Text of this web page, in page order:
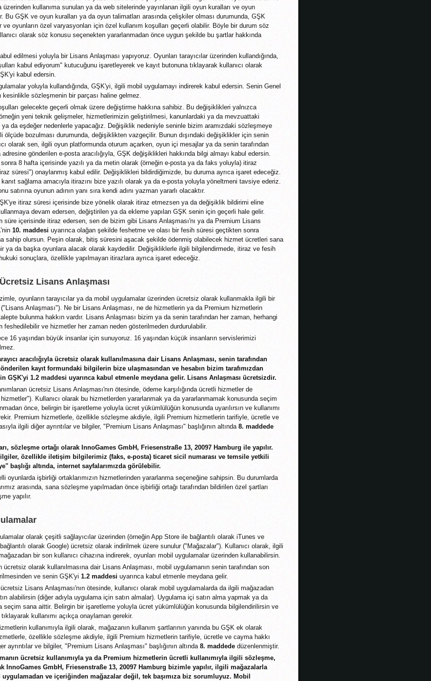
kullanıma sunulan ya da web sitelerinde yayınlanan ilgili oyun kuralları ve oyun
Bu GŞK ve oyun kuralları ya da oyun talimatları arasında çelişkiler olması durumunda, GŞK
ve oyunların özel varyasyonları için özel kullanım koşulları geçerli olabilir. Böyle bir durum söz
olarak söz konusu seçenekten yararlanmadan önce uygun şekilde bu şartlar hakkında
edilmesi yoluyla bir Lisans Anlaşması yapıyoruz. Oyunları tarayıcılar üzerinden kullandığında,
kabul ediyorum" kutucuğunu işaretleyerek ve kayıt butonuna tıklayarak kullanıcı olarak
kabul edersin.
yoluyla kullandığında, GŞK'yi, ilgili mobil uygulamayı indirerek kabul edersin. Senin Genel
kesinlikle sözleşmenin bir parçası haline gelmez.
gelecekte geçerli olmak üzere değiştirme hakkına sahibiz. Bu değişiklikleri yalnızca
örneğin yeni teknik gelişmeler, hizmetlerimizin geliştirilmesi, kanunlardaki ya da mevzuattaki
da eşdeğer nedenlerle yapacağız. Değişiklik nedeniyle seninle bizim aramızdaki sözleşmeye
ölçüde bozulması durumunda, değişiklikten vazgeçilir. Bunun dışındaki değişiklikler için senin
olarak sen, ilgili oyun platformunda oturum açarken, oyun içi mesajlar ya da senin tarafından
gönderilen e-posta aracılığıyla, GŞK değişiklikleri hakkında bilgi almayı kabul edersin.
8 hafta içerisinde yazılı ya da metin olarak (örneğin e-posta ya da faks yoluyla) itiraz
süresi") onaylanmış kabul edilir. Değişiklikleri bildirdiğimizde, bu duruma ayrıca işaret edeceğiz.
kanıt sağlama amacıyla itirazını bize yazılı olarak ya da e-posta yoluyla yöneltmeni tavsiye ederiz.
satırına oyunun adının yanı sıra kendi adını yazman yararlı olacaktır.
itiraz süresi içerisinde bize yönelik olarak itiraz etmezsen ya da değişiklik bildirimi eline
devam edersen, değiştirilen ya da ekleme yapılan GŞK senin için geçerli hale gelir.
süre içerisinde itiraz edersen, sen de bizim gibi Lisans Anlaşması'nı ya da Premium Lisans
10. maddesi uyarınca olağan şekilde feshetme ve olası bir fesih süresi geçtikten sonra
sahip olursun. Peşin olarak, bitiş süresini aşacak şekilde ödenmiş olabilecek hizmet ücretleri sana
ya da başka oyunlara alacak olarak kaydedilir. Değişikliklerle ilgili bilgilendirmede, itiraz ve fesih
sonuçlara, özellikle yapılmayan itirazlara ayrıca işaret edeceğiz.
Lisans Anlaşması
oyunların tarayıcılar ya da mobil uygulamalar üzerinden ücretsiz olarak kullanmakla ilgili bir
Anlaşması"). Ne bir Lisans Anlaşması, ne de hizmetlerin ya da Premium hizmetlerin
bulunma hakkın vardır. Lisans Anlaşması bizim ya da senin tarafından her zaman, herhangi
feshedilebilir ve hizmetler her zaman neden gösterilmeden durdurulabilir.
16 yaşından büyük insanlar için sunuyoruz. 16 yaşından küçük insanların servislerimizi
aracılığıyla ücretsiz olarak kullanılmasına dair Lisans Anlaşması, senin tarafından
kayıt formundaki bilgilerin bize ulaşmasından ve hesabın bizim tarafımızdan
GŞK'yi 1.2 maddesi uyarınca kabul etmenle meydana gelir. Lisans Anlaşması ücretsizdir.
ücretsiz Lisans Anlaşması'nın ötesinde, ödeme karşılığında ücretli hizmetler de
Kullanıcı olarak bu hizmetlerden yararlanmak ya da yararlanmamak konusunda seçim
önce, belirgin bir işaretleme yoluyla ücret yükümlülüğün konusunda uyarılırsın ve kullanımı
Premium hizmetlerle, özellikle sözleşme akdiyle, ilgili Premium hizmetlerin tarifiyle, ücretle ve
ilgili diğer ayrıntılar ve bilgiler, "Premium Lisans Anlaşması" başlığının altında 8. maddede
sözleşme ortağı olarak InnoGames GmbH, Friesenstraße 13, 20097 Hamburg ile yapılır.
özellikle iletişim bilgilerimiz (faks, e-posta) ticaret sicil numarası ve temsile yetkili
başlığı altında, internet sayfalarımızda görülebilir.
oyunlarda işbirliği ortaklarımızın hizmetlerinden yararlanma seçeneğine sahipsin. Bu durumlarda
arasında, sana sözleşme yapılmadan önce işbirliği ortağı tarafından bildirilen özel şartları
yapılır.
olarak çeşitli sağlayıcılar üzerinden (örneğin App Store ile bağlantılı olarak iTunes ve
olarak Google) ücretsiz olarak indirilmek üzere sunulur ("Mağazalar"). Kullanıcı olarak, ilgili
bir son kullanıcı cihazına indirerek, oyunları mobil uygulamalar üzerinden kullanabilirsin.
ücretsiz olarak kullanılmasına dair Lisans Anlaşması, mobil uygulamanın senin tarafından son
ve senin GŞK'yi 1.2 maddesi uyarınca kabul etmenle meydana gelir.
Lisans Anlaşması'nın ötesinde, kullanıcı olarak mobil uygulamalarda da ilgili mağazadan
alabilirsin (diğer adıyla uygulama için satın almalar). Uygulama içi satın alma yapmak ya da
seçim sana aittir. Belirgin bir işaretleme yoluyla ücret yükümlülüğün konusunda bilgilendirilirsin ve
kullanımı açıkça onaylaman gerekir.
kullanımıyla ilgili olarak, mağazanın kullanım şartlarının yanında bu GŞK ek olarak
özellikle sözleşme akdiyle, ilgili Premium hizmetlerin tarifiyle, ücretle ve cayma hakkı
ayrıntılar ve bilgiler, "Premium Lisans Anlaşması" başlığının altında 8. maddede düzenlenmiştir.
ücretsiz kullanımıyla ya da Premium hizmetlerin ücretli kullanımıyla ilgili sözleşme,
InnoGames GmbH, Friesenstraße 13, 20097 Hamburg bizimle yapılır, ilgili mağazalarla
ve içeriğinden mağazalar değil, tek başımıza biz sorumluyuz. Mobil